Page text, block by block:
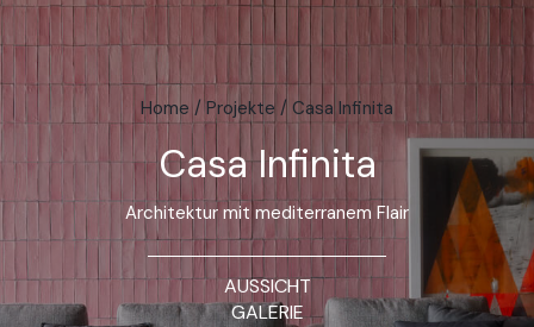
Home /Projekte / Casa Infinita
Casa Infinita
Architektur mit mediterranem Flair
AUSSICHT
GALERIE